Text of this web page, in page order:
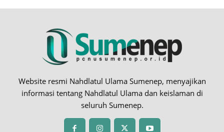
Website resmi Nahdlatul Ulama Sumenep, menyajikan
informasi tentang Nahdlatul Ulama dan keislaman di
seluruh Sumenep.